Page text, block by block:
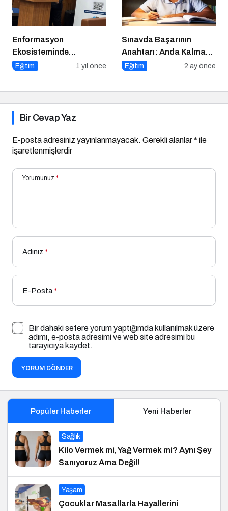
Enformasyon
Ekosisteminde
Dezenformasyon ve
Eğitim 1 yıl önce
Sınavda Başarının
Anahtarı: Anda Kalmak
ve Duygu Yönetimi
Eğitim 2 ay önce
Bir Cevap Yaz
E-posta adresiniz yayınlanmayacak. Gerekli alanlar* ile
işaretlenmişlerdir
Yorumunuz *
Adınız *
E-Posta*
Bir dahaki sefere yorum yaptığımda kullanılmak üzere
adımı, e-posta adresimi ve web site adresimi bu
tarayıcıya kaydet.
YORUM GÖNDER
Popüler Haberler Yeni Haberler
Sağlık
Kilo Vermek mi, Yağ Vermek mi? Aynı Şey
Sanıyoruz Ama Değil!
Yaşam
Çocuklar Masallarla Hayallerini